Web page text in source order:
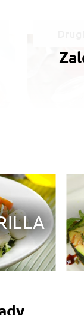
Domowy
deser znany
dzieciństwa
wyśmienicie
Ten